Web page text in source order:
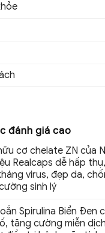
đánh giá cao
cơ chelate ZN của
Realcaps dễ hấp
virus, đẹp da,
sinh lý
Spirulina Biển Đen
tăng cường miễn